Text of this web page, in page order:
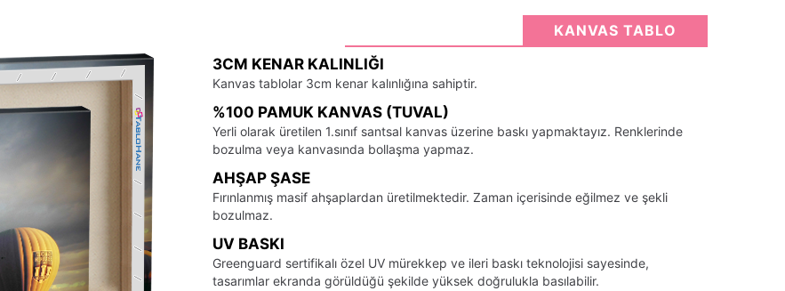
KANVAS TABLO
3CM KENAR KALINLIĞI
Kanvas tablolar 3cm kenar kalınlığına sahiptir.
%100 PAMUK KANVAS (TUVAL)
Yerli olarak üretilen 1.sınıf santsal kanvas üzerine baskı yapmaktayız. Renklerinde
bozulma veya kanvasında bollaşma yapmaz.
AHŞAP ŞASE
Fırınlanmış masif ahşaplardan üretilmektedir. Zaman içerisinde eğilmez ve şekli
bozulmaz.
UV BASKI
Greenguard sertifikalı özel UV mürekkep ve ileri baskı teknolojisi sayesinde,
tasarımlar ekranda görüldüğü şekilde yüksek doğrulukla basılabilir.